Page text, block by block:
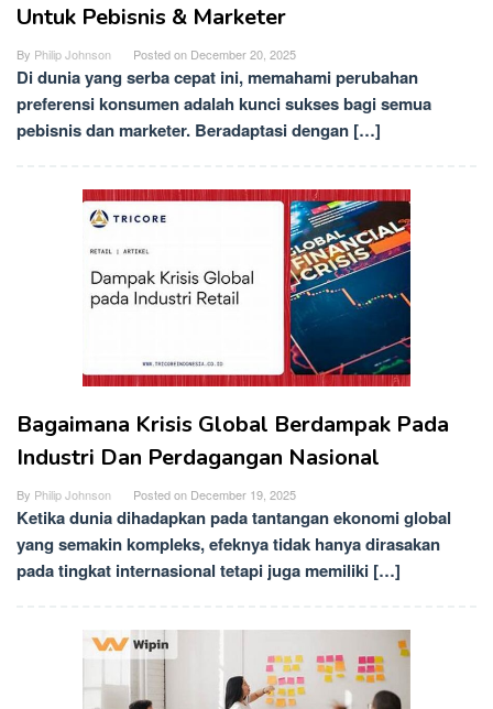
Untuk Pebisnis & Marketer
By Philip Johnson Posted on December 20, 2025
Di dunia yang serba cepat ini, memahami perubahan
preferensi konsumen adalah kunci sukses bagi semua
pebisnis dan marketer. Beradaptasi dengan […]
Bagaimana Krisis Global Berdampak Pada
Industri Dan Perdagangan Nasional
By Philip Johnson Posted on December 19, 2025
Ketika dunia dihadapkan pada tantangan ekonomi global
yang semakin kompleks, efeknya tidak hanya dirasakan
pada tingkat internasional tetapi juga memiliki […]